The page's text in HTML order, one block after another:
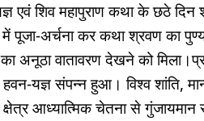
एवं शिव महापुराण कथा के छठे
में पूजा-अर्चना कर कथा श्रवण का
अनूठा वातावरण देखने को
हवन-यज्ञ संपन्न हुआ। विश्व शांति,
आध्यात्मिक चेतना से गुंजायमान